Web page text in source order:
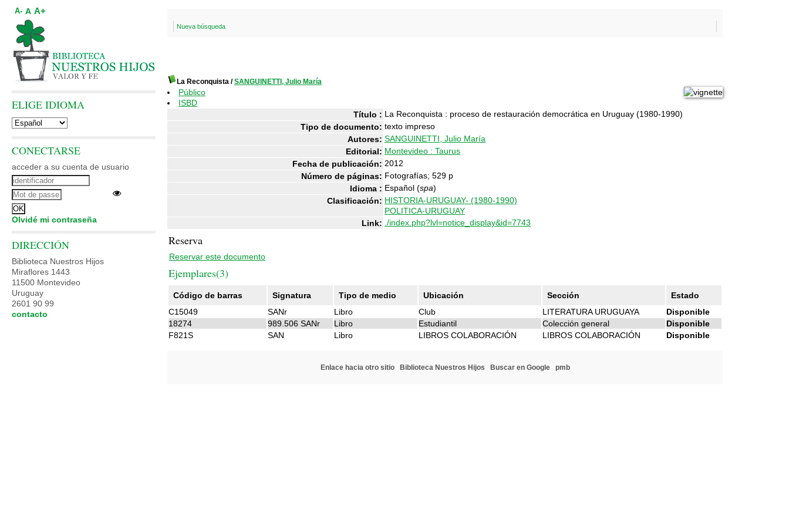
Nueva búsqueda
La Reconquista /SANGUINETTI, Julio María
Público
ISBD
Título : La Reconquista : proceso de restauración democrática en Uruguay (1980-1990)
Tipo de documento: texto impreso
Autores: SANGUINETTI, Julio María
Editorial: Montevideo : Taurus
Fecha de publicación: 2012
Número de páginas: Fotografías; 529 p
Idioma : Español (spa)
Clasificación: HISTORIA-URUGUAY- (1980-1990)
POLITICA-URUGUAY
Link: ./index.php?lvl=notice_display&id=7743
Reserva
Reservar este documento
Ejemplares(3)
Código de barras Signatura Tipo de medio Ubicación Sección
Estado
C15049
SANr Libro Club LITERATURA URUGUAYA
Disponible
18274
989.506 SANr Libro Estudiantil Colección general
Disponible
F821S
SAN Libro LIBROS COLABORACIÓN LIBROS COLABORACIÓN Disponible
Enlace hacia otro sitio Biblioteca Nuestros Hijos Buscar en Google pmb
A- A A+
ELIGE IDIOMA
CONECTARSE
acceder a su cuenta de usuario
Olvidé mi contraseña
DIRECCIÓN
Biblioteca Nuestros Hijos
Miraflores 1443
11500 Montevideo
Uruguay
2601 90 99
contacto